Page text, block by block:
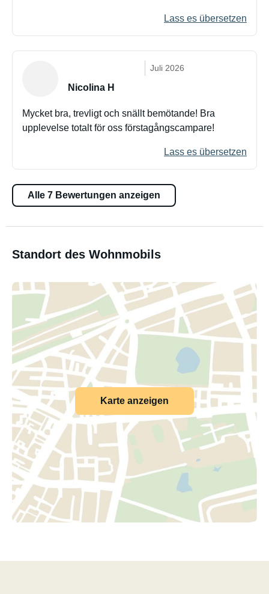
Lass es übersetzen
Juli 2026
Nicolina H
Mycket bra, trevligt och snällt bemötande! Bra
upplevelse totalt för oss förstagångscampare!
Lass es übersetzen
Alle 7 Bewertungen anzeigen
Standort des Wohnmobils
Karte anzeigen